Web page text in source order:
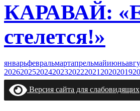
КАРАВАЙ:
стелется!»
январьфевральмартапрельмайиюнь
202620252024202320222021 20202019
Версия сайта для слабовидящих